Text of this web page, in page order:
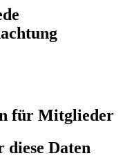
für Mitglieder
Daten